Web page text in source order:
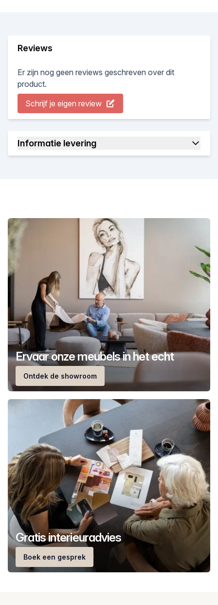
Reviews
Er zijn nog geen reviews geschreven over dit
product.
Schrijf je eigen review
Informatie levering
Ervaar onze meubels in het echt
Ontdek de showroom
Gratis interieuradvies
Boek een gesprek